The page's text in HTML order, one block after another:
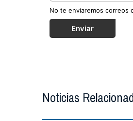
No te enviaremos correos
Enviar
Noticias